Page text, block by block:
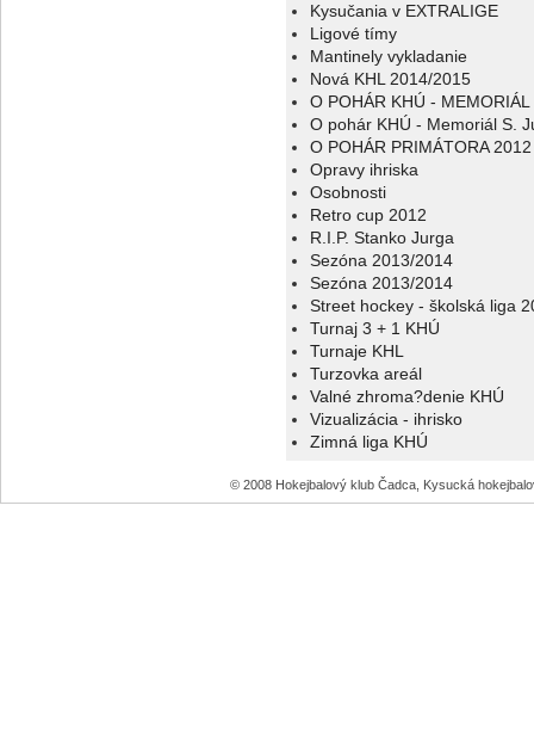
Kysučania v EXTRALIGE
Ligové tímy
Mantinely vykladanie
Nová KHL 2014/2015
O POHÁR KHÚ - MEMORIÁL
O pohár KHÚ - Memoriál S.
O POHÁR PRIMÁTORA 2012
Opravy ihriska
Osobnosti
Retro cup 2012
R.I.P. Stanko Jurga
Sezóna 2013/2014
Sezóna 2013/2014
Street hockey - školská liga
Turnaj 3 + 1 KHÚ
Turnaje KHL
Turzovka areál
Valné zhroma?denie KHÚ
Vizualizácia - ihrisko
Zimná liga KHÚ
© 2008 Hokejbalový klub Čadca, Kysucká